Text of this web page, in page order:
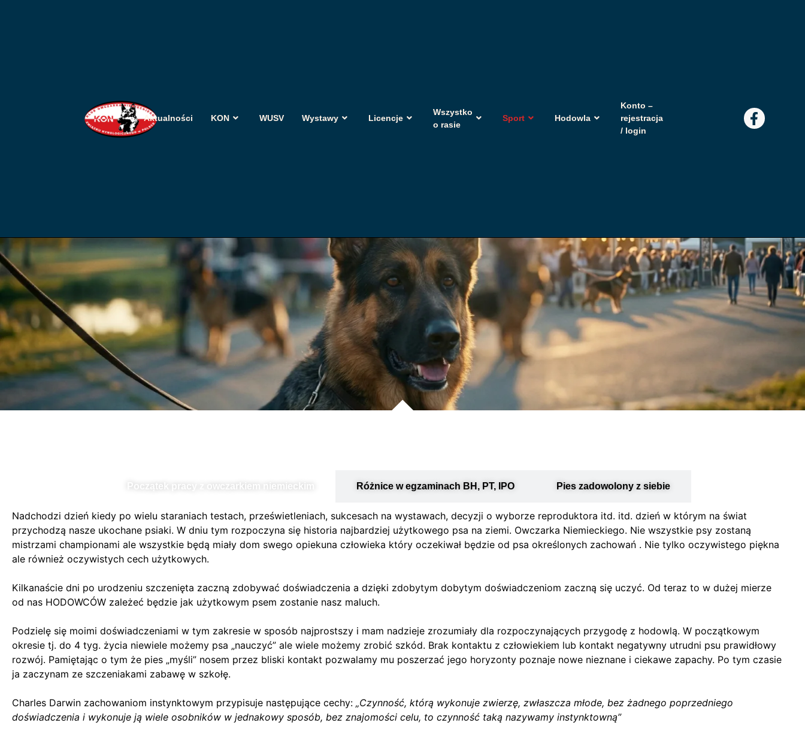
Aktualności KON WUSV Wystawy Licencje
Wszystko
o rasie
Sport Hodowla
Konto –
rejestracja
/ login
Początek pracy z owczarkiem niemieckim Różnice w egzaminach BH, PT, IPO Pies zadowolony z siebie
Nadchodzi dzień kiedy po wielu staraniach testach, prześwietleniach, sukcesach na wystawach, decyzji o wyborze reproduktora itd. itd. dzień w którym na świat
przychodzą nasze ukochane psiaki. W dniu tym rozpoczyna się historia najbardziej użytkowego psa na ziemi. Owczarka Niemieckiego. Nie wszystkie psy zostaną
mistrzami championami ale wszystkie będą miały dom swego opiekuna człowieka który oczekiwał będzie od psa określonych zachowań . Nie tylko oczywistego piękna
ale również oczywistych cech użytkowych.
Kilkanaście dni po urodzeniu szczenięta zaczną zdobywać doświadczenia a dzięki zdobytym dobytym doświadczeniom zaczną się uczyć. Od teraz to w dużej mierze
od nas HODOWCÓW zależeć będzie jak użytkowym psem zostanie nasz maluch.
Podzielę się moimi doświadczeniami w tym zakresie w sposób najprostszy i mam nadzieje zrozumiały dla rozpoczynających przygodę z hodowlą. W początkowym
okresie tj. do 4 tyg. życia niewiele możemy psa „nauczyć” ale wiele możemy zrobić szkód. Brak kontaktu z człowiekiem lub kontakt negatywny utrudni psu prawidłowy
rozwój. Pamiętając o tym że pies „myśli” nosem przez bliski kontakt pozwalamy mu poszerzać jego horyzonty poznaje nowe nieznane i ciekawe zapachy. Po tym czasie
ja zaczynam ze szczeniakami zabawę w szkołę.
Charles Darwin zachowaniom instynktowym przypisuje następujące cechy: „Czynność, którą wykonuje zwierzę, zwłaszcza młode, bez żadnego poprzedniego
doświadczenia i wykonuje ją wiele osobników w jednakowy sposób, bez znajomości celu, to czynność taką nazywamy instynktowną”